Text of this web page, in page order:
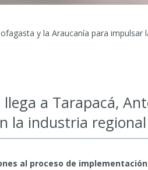
y la Araucanía para impulsar
a Tarapacá,
la industria regional
al proceso de